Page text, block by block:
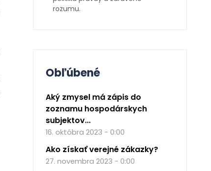
rozumu.
Obľúbené
Aký zmysel má zápis do
zoznamu hospodárskych
subjektov...
16. októbra 2023 - 0:00
Ako získať verejné zákazky?
27. novembra 2023 - 0:00